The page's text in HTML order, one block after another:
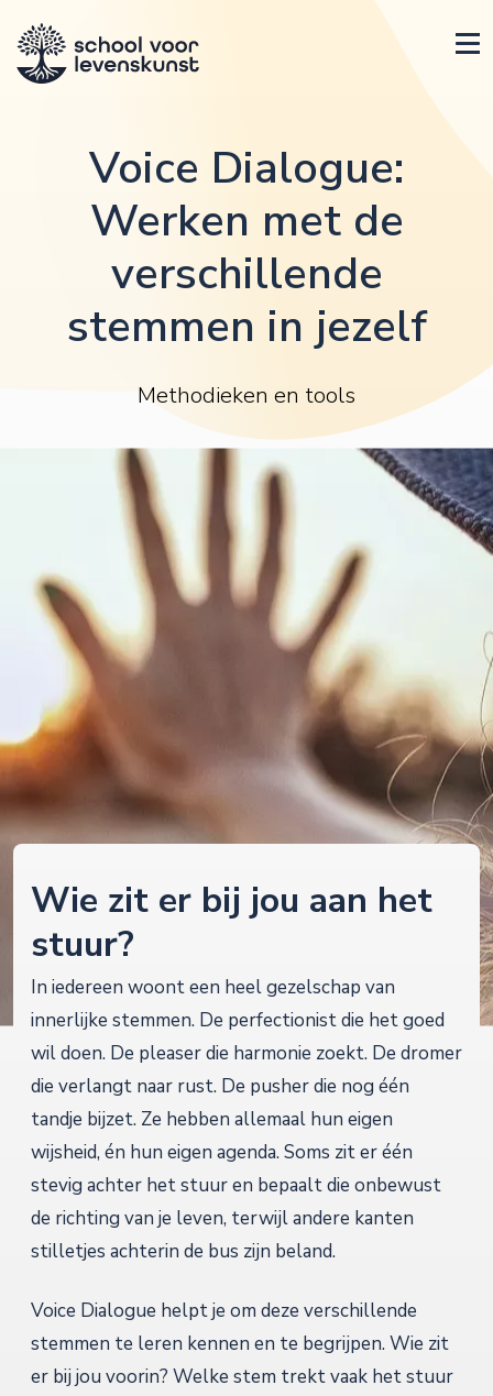
Voice Dialogue:
Werken met de
verschillende
stemmen in jezelf
Methodieken en tools
Wie zit er bij jou aan het
stuur?
In iedereen woont een heel gezelschap van
innerlijke stemmen. De perfectionist die het goed
wil doen. De pleaser die harmonie zoekt. De dromer
die verlangt naar rust. De pusher die nog één
tandje bijzet. Ze hebben allemaal hun eigen
wijsheid, én hun eigen agenda. Soms zit er één
stevig achter het stuur en bepaalt die onbewust
de richting van je leven, terwijl andere kanten
stilletjes achterin de bus zijn beland.
Voice Dialogue helpt je om deze verschillende
stemmen te leren kennen en te begrijpen. Wie zit
er bij jou voorin? Welke stem trekt vaak het stuur